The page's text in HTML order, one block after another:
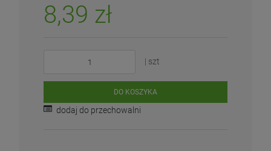
8,39 zł
| szt
DO KOSZYKA
dodaj do przechowalni